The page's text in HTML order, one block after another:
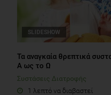
SLIDESHOW
Τα αναγκαία θρεπτικά
Α ως το Ω
Συστάσεις Διατροφής
1 λεπτό να διαβαστεί